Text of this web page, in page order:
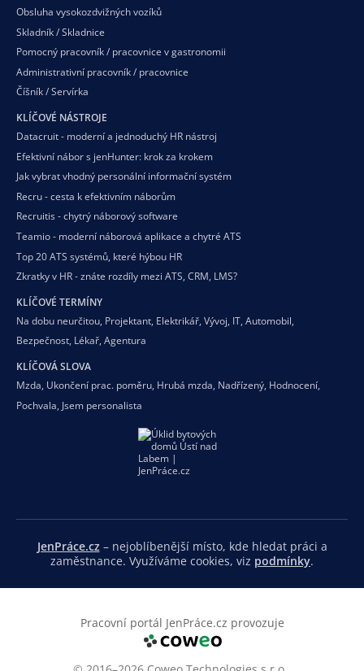
Obsluha vysokozdvižných vozíků
Skladník / Skladnice
Pomocný pracovník / pracovnice v gastronomii
Administrativní pracovník / pracovnice
Číšník / Servírka
KLÍČOVÉ NÁSTROJE
Datacruit - moderní a jednoduchý HR nástroj
Efektivní nábor s jenHunter: krok za krokem
Jak vybrat vhodný personální informační systém
Recru - cesta k efektivním náborům
Recruitis - chytrý náborový software
Teamio - moderní náborová aplikace a chytré ATS
Top 20 ATS systémů, které hýbou HR
Zkratky v HR - znáte rozdíly mezi ATS, CRM, LMS?
KLÍČOVÉ TERMÍNY
Na dobu neurčitou, Projektant, Elektrikář, Vývoj, IT, Automobil,
Bezpečnost, Lékař, Agentura
KLÍČOVÁ SLOVA
Mzda, Ukončení prac. poměru, Hrubá mzda, Nadřízený, Hodnocení,
Pochvala, Jsem personalista
JenPráce.cz– nejoblíbenější místo, kde hledat práci a
zaměstnance. Využíváme cookies, viz podmínky.
Pracovní portál JenPráce.cz provozuje